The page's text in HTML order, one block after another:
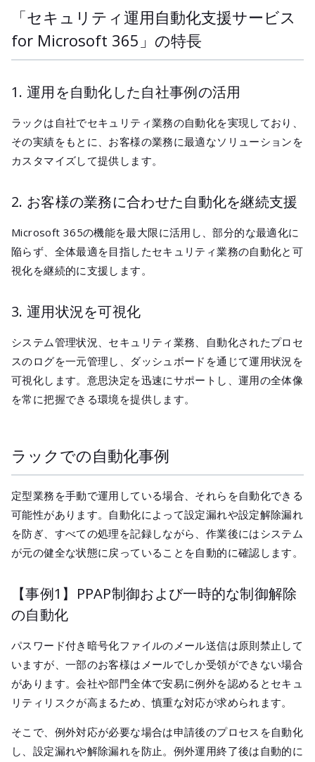
「セキュリティ運用自動化支援サービス
for Microsoft 365」の特長
1. 運用を自動化した自社事例の活用
ラックは自社でセキュリティ業務の自動化を実現しており、
その実績をもとに、お客様の業務に最適なソリューションを
カスタマイズして提供します。
2. お客様の業務に合わせた自動化を継続支援
Microsoft 365の機能を最大限に活用し、部分的な最適化に
陥らず、全体最適を目指したセキュリティ業務の自動化と可
視化を継続的に支援します。
3. 運用状況を可視化
システム管理状況、セキュリティ業務、自動化されたプロセ
スのログを一元管理し、ダッシュボードを通じて運用状況を
可視化します。意思決定を迅速にサポートし、運用の全体像
を常に把握できる環境を提供します。
ラックでの自動化事例
定型業務を手動で運用している場合、それらを自動化できる
可能性があります。自動化によって設定漏れや設定解除漏れ
を防ぎ、すべての処理を記録しながら、作業後にはシステム
が元の健全な状態に戻っていることを自動的に確認します。
【事例1】PPAP制御および一時的な制御解除
の自動化
パスワード付き暗号化ファイルのメール送信は原則禁止して
いますが、一部のお客様はメールでしか受領ができない場合
があります。会社や部門全体で安易に例外を認めるとセキュ
リティリスクが高まるため、慎重な対応が求められます。
そこで、例外対応が必要な場合は申請後のプロセスを自動化
し、設定漏れや解除漏れを防止。例外運用終了後は自動的に